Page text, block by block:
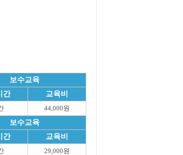
보수교육
간 교육비
44,000원
보수교육
간 교육비
29,000원